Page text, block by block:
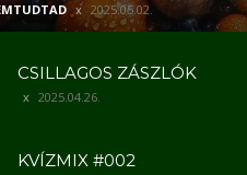
2025.05.02.
CSILLAGOS ZÁSZLÓK
2025.04.26.
KVÍZMIX #002